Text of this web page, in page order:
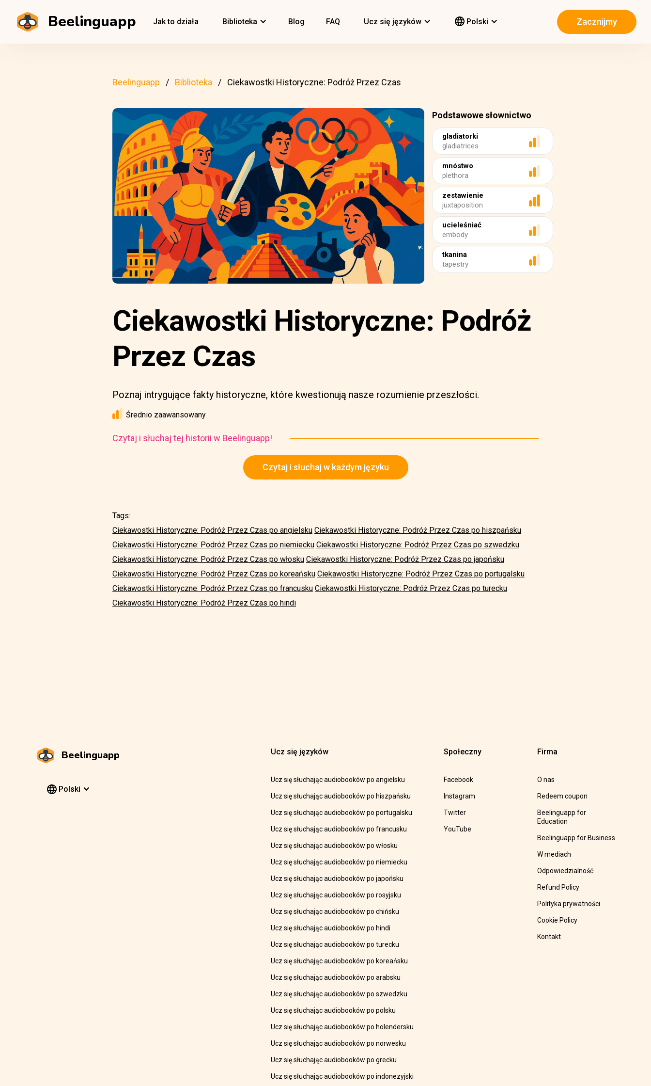
Beelinguapp Jak to działa Biblioteka Blog FAQ Ucz się języków Polski Zacznijmy
Beelinguapp Biblioteka Ciekawostki Historyczne: Podróż Przez Czas
Podstawowe słownictwo
gladiatorki
gladiatrices
mnóstwo
plethora
zestawienie
juxtaposition
ucieleśniać
embody
tkanina
tapestry
Ciekawostki Historyczne: Podróż
Przez Czas
Poznaj intrygujące fakty historyczne, które kwestionują nasze rozumienie przeszłości.
Średnio zaawansowany
Czytaj i słuchaj tej historii w Beelinguapp!
Czytaj i słuchaj w każdym języku
Tags:
Ciekawostki Historyczne: Podróż Przez Czas po angielsku Ciekawostki Historyczne: Podróż Przez Czas po hiszpańsku
Ciekawostki Historyczne: Podróż Przez Czas po niemiecku Ciekawostki Historyczne: Podróż Przez Czas po szwedzku
Ciekawostki Historyczne: Podróż Przez Czas po włosku Ciekawostki Historyczne: Podróż Przez Czas po japońsku
Ciekawostki Historyczne: Podróż Przez Czas po koreańsku Ciekawostki Historyczne: Podróż Przez Czas po portugalsku
Ciekawostki Historyczne: Podróż Przez Czas po francusku Ciekawostki Historyczne: Podróż Przez Czas po turecku
Ciekawostki Historyczne: Podróż Przez Czas po hindi
Beelinguapp
Polski
Ucz się języków
Ucz się słuchając audiobooków po angielsku
Ucz się słuchając audiobooków po hiszpańsku
Ucz się słuchając audiobooków po portugalsku
Ucz się słuchając audiobooków po francusku
Ucz się słuchając audiobooków po włosku
Ucz się słuchając audiobooków po niemiecku
Ucz się słuchając audiobooków po japońsku
Ucz się słuchając audiobooków po rosyjsku
Ucz się słuchając audiobooków po chińsku
Ucz się słuchając audiobooków po hindi
Ucz się słuchając audiobooków po turecku
Ucz się słuchając audiobooków po koreańsku
Ucz się słuchając audiobooków po arabsku
Ucz się słuchając audiobooków po szwedzku
Ucz się słuchając audiobooków po polsku
Ucz się słuchając audiobooków po holendersku
Ucz się słuchając audiobooków po norwesku
Ucz się słuchając audiobooków po grecku
Ucz się słuchając audiobooków po indonezyjski
Społeczny
Facebook
Instagram
Twitter
YouTube
Firma
O nas
Redeem coupon
Beelinguapp for
Education
Beelinguapp for Business
W mediach
Odpowiedzialność
Refund Policy
Polityka prywatności
Cookie Policy
Kontakt